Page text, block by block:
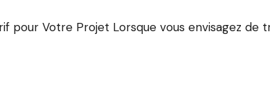
pour Votre Projet Lorsque vous envisagez de